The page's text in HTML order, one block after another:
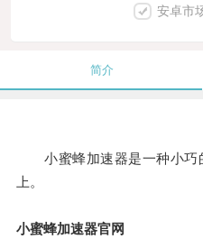
安卓市
简介
小蜜蜂加速器是一种小巧
上。
小蜜蜂加速器官网